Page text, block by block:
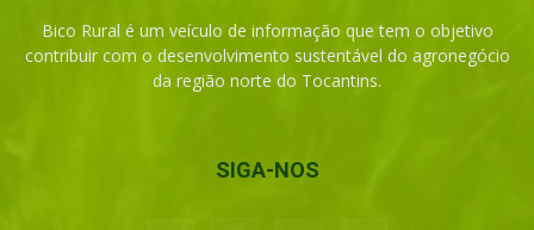
Bico Rural é um veículo de informação que tem o objetivo
contribuir com o desenvolvimento sustentável do agronegócio
da região norte do Tocantins.
SIGA-NOS